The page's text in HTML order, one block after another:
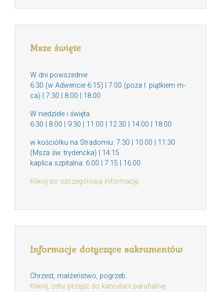
Msze święte
W dni powszednie
6:30 (w Adwencie 6:15) | 7:00 (poza I. piątkiem m-
ca) | 7:30 | 8:00 | 18:00
W niedziele i święta
6:30 | 8:00 | 9:30 | 11:00 | 12:30 | 14:00 | 18:00
w kościółku na Stradomiu: 7:30 | 10:00 | 11:30
(Msza św. trydencka) | 14:15
kaplica szpitalna: 6:00 | 7:15 | 16:00
Kliknij po szczegółową informację
Informacje dotyczące sakramentów
Chrzest, małżeństwo, pogrzeb:
Kliknij, żeby przejść do kancelarii parafialnej